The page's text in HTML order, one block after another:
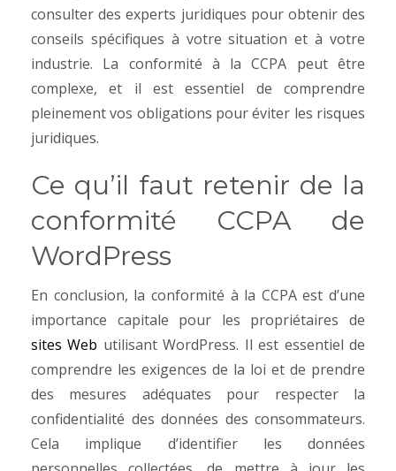
consulter des experts juridiques pour obtenir des
conseils spécifiques à votre situation et à votre
industrie. La conformité à la CCPA peut être
complexe, et il est essentiel de comprendre
pleinement vos obligations pour éviter les risques
juridiques.
Ce qu’il faut retenir de la
conformité CCPA de
WordPress
En conclusion, la conformité à la CCPA est d’une
importance capitale pour les propriétaires de
sites Web utilisant WordPress. Il est essentiel de
comprendre les exigences de la loi et de prendre
des mesures adéquates pour respecter la
confidentialité des données des consommateurs.
Cela implique d’identifier les données